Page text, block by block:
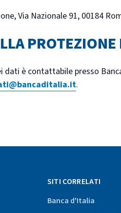
Via Nazionale 91, 00184
PROTEZIONE
dati è contattabile presso
.
SITI CORRELATI
Banca d'Italia